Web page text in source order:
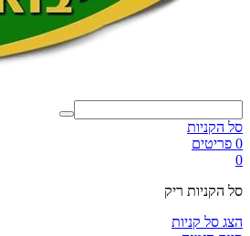
סל הקניות
0 פריטים
0
סל הקניות ריק
הצג סל קניות